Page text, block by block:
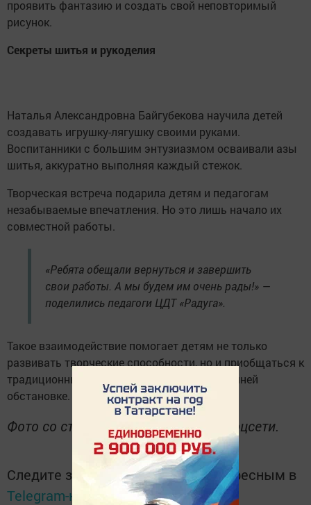
проявить фантазию и создать свой неповторимый
рисунок.
Секреты шитья и рукоделия
Наталья Александровна Байгубекова научила детей
создавать игрушку-лягушку своими руками.
Воспитанники с большим энтузиазмом осваивали азы
шитья, аккуратно выполняя каждый стежок.
Творческая встреча подарила детям и педагогам
незабываемые впечатления. Но это лишь начало их
совместной работы.
«Ребята обещали вернуться и завершить
свои работы. А мы будем им очень рады!» —
поделились педагоги ЦДТ «Радуга».
Такое взаимодействие помогает детям не только
развивать творческие способности, но и приобщаться к
традиционным ценностям в уютной, домашней
обстановке.
Фото со страницы ЦДТ «Радуга» в соцсети.
Следите за самым важным и интересным в
Telegram-каналеТатмедиа